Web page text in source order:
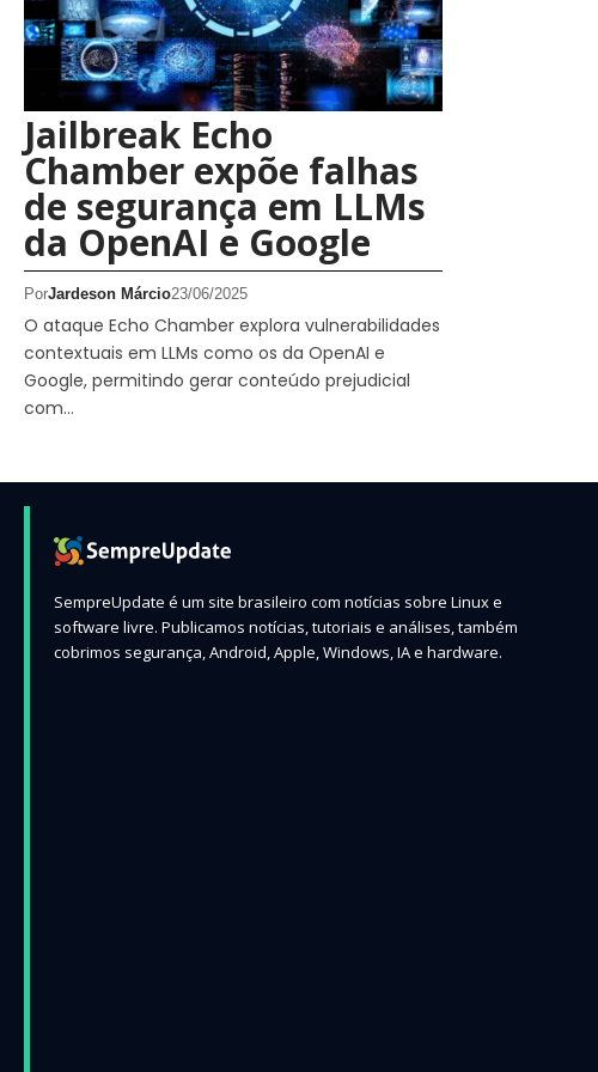
Jailbreak Echo
Chamber expõe falhas
de segurança em LLMs
da OpenAI e Google
PorJardeson Márcio23/06/2025
O ataque Echo Chamber explora vulnerabilidades
contextuais em LLMs como os da OpenAI e
Google, permitindo gerar conteúdo prejudicial
com…
SempreUpdate é um site brasileiro com notícias sobre Linux e
software livre. Publicamos notícias, tutoriais e análises, também
cobrimos segurança, Android, Apple, Windows, IA e hardware.